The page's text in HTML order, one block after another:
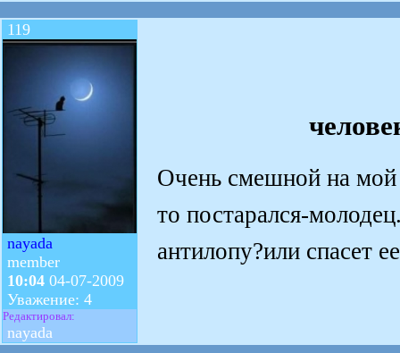
119
nayada
member
10:04 04-07-2009
Уважение: 4
Редактировал:
nayada
Очень смешной на мой
то постарался-
антилопу?или спасет